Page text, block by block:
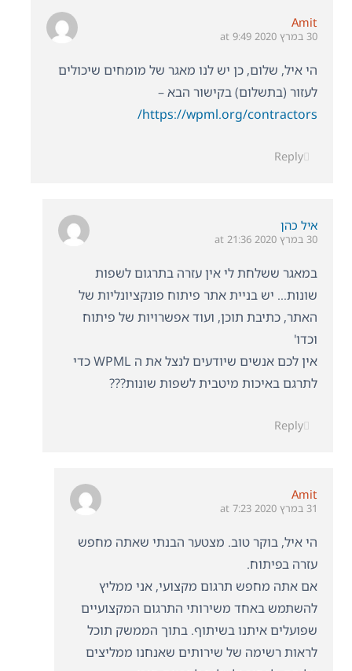
Amit
30 במרץ 2020 at 9:49
הי איל, שלום, כן יש לנו מאגר של מומחים שיכולים
לעזור (בתשלום) בקישור הבא –
https://wpml.org/contractors/
Reply
איל כהן
30 במרץ 2020 at 21:36
במאגר ששלחת לי אין עזרה בתרגום לשפות
שונות… יש בניית אתר פיתוח פונקציונליות של
האתר, כתיבת תוכן, ועוד אפשרויות של פיתוח
וכדו'
אין לכם אנשים שיודעים לנצל את ה WPML כדי
לתרגם באיכות מיטבית לשפות שונות???
Reply
Amit
31 במרץ 2020 at 7:23
הי איל, בוקר טוב. מצטער הבנתי שאתה מחפש
עזרה בפיתוח.
אם אתה מחפש תרגום מקצועי, אני ממליץ
להשתמש באחד משירותי התרגום המקצועיים
שפועלים איתנו בשיתוף. בתוך הממשק תוכל
לראות רשימה של שירותים שאנחנו ממליצים